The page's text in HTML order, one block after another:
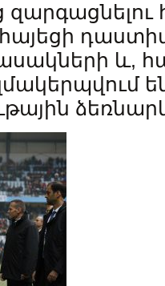
զարգացնելու
և,